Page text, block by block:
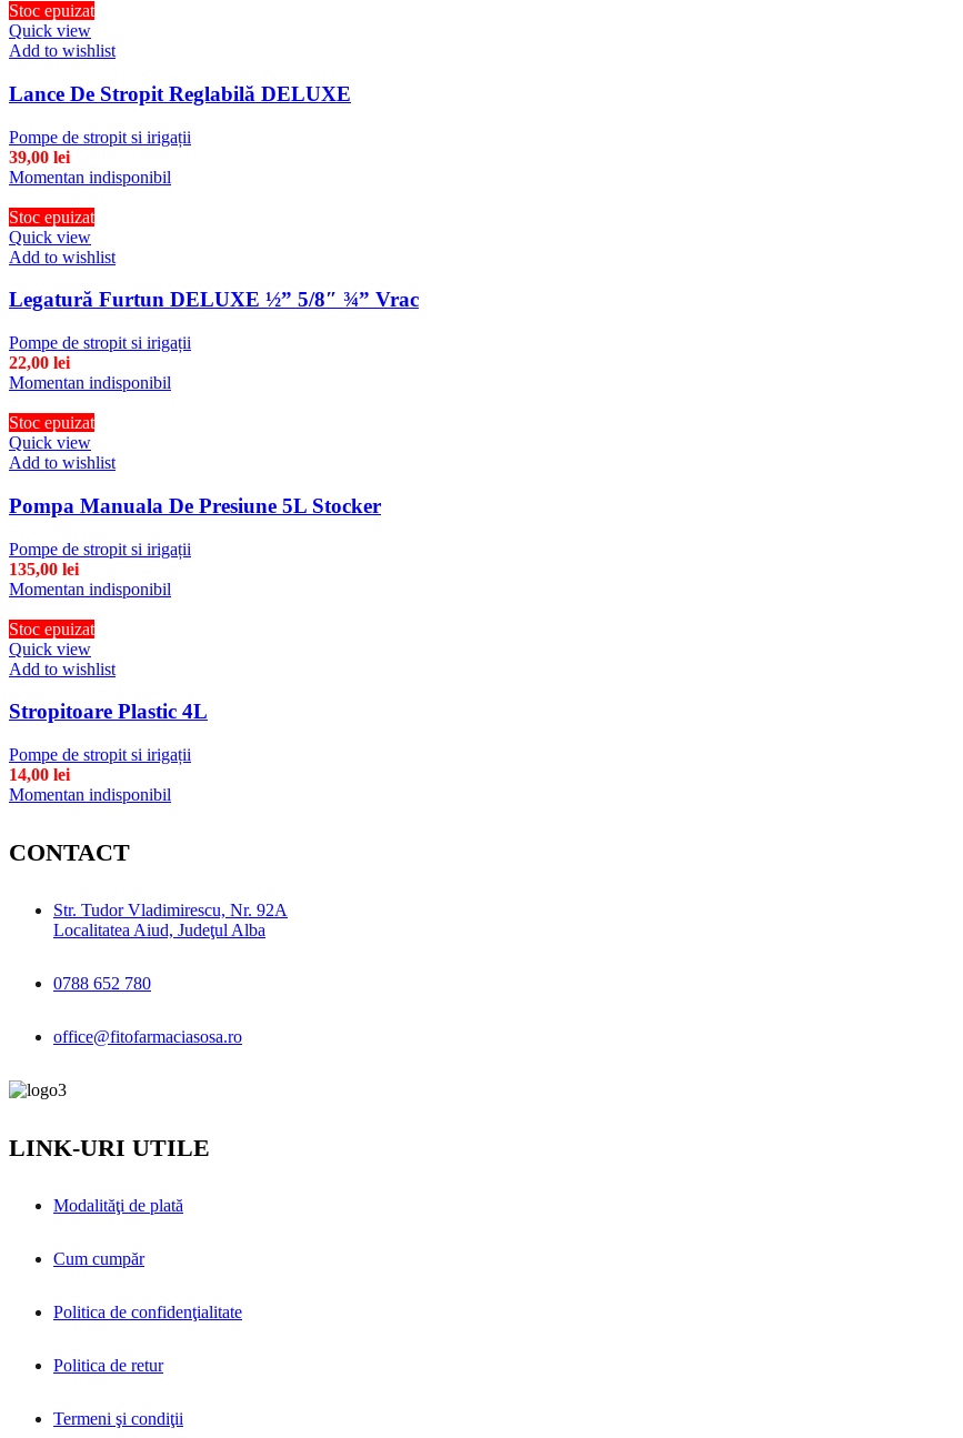
Stoc epuizat
Quick view
Add to wishlist
Lance De Stropit Reglabilă DELUXE
Pompe de stropit si irigații
39,00 lei
Momentan indisponibil
Stoc epuizat
Quick view
Add to wishlist
Legatură Furtun DELUXE ½” 5/8″ ¾” Vrac
Pompe de stropit si irigații
22,00 lei
Momentan indisponibil
Stoc epuizat
Quick view
Add to wishlist
Pompa Manuala De Presiune 5L Stocker
Pompe de stropit si irigații
135,00 lei
Momentan indisponibil
Stoc epuizat
Quick view
Add to wishlist
Stropitoare Plastic 4L
Pompe de stropit si irigații
14,00 lei
Momentan indisponibil
CONTACT
Str. Tudor Vladimirescu, Nr. 92A
Localitatea Aiud, Judeţul Alba
0788 652 780
office@fitofarmaciasosa.ro
LINK-URI UTILE
Modalităţi de plată
Cum cumpăr
Politica de confidenţialitate
Politica de retur
Termeni şi condiţii